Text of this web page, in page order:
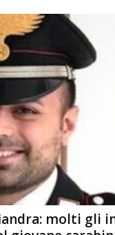
molti gli
giovane